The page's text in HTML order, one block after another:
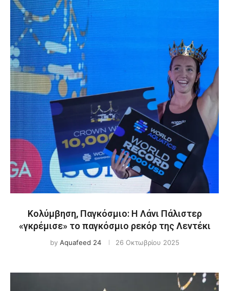
Κολύμβηση, Παγκόσμιο: Η Λάνι Πάλιστερ
«γκρέμισε» το παγκόσμιο ρεκόρ της Λεντέκι
by Aquafeed 24 26 Οκτωβρίου 2025